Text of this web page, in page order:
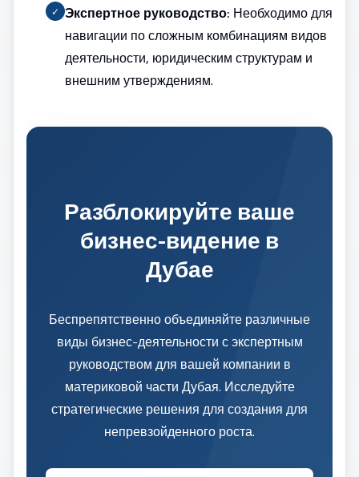
✓ Экспертное руководство: Необходимо для
навигации по сложным комбинациям видов
деятельности, юридическим структурам и
внешним утверждениям.
Разблокируйте ваше
бизнес-видение в
Дубае
Беспрепятственно объединяйте различные
виды бизнес-деятельности с экспертным
руководством для вашей компании в
материковой части Дубая. Исследуйте
стратегические решения для создания для
непревзойденного роста.